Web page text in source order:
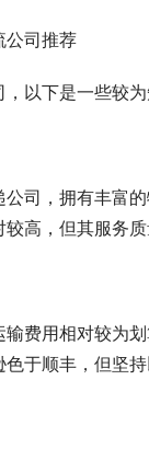
公司推荐
以下是一些较
司，拥有丰富
高，但其服务
费用相对较为
于顺丰，但坚